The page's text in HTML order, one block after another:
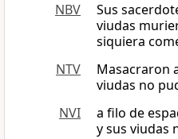
NBV
Sus
viudas
siquiera
NTV
Masacraron
viudas no
NVI
a filo de
y sus viudas